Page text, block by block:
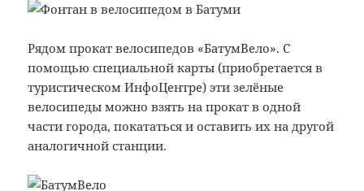
Рядом прокат велосипедов «БатумВело». С
помощью специальной карты (приобретается в
туристическом ИнфоЦентре) эти зелёные
велосипеды можно взять на прокат в одной
части города, покататься и оставить их на другой
аналогичной станции.